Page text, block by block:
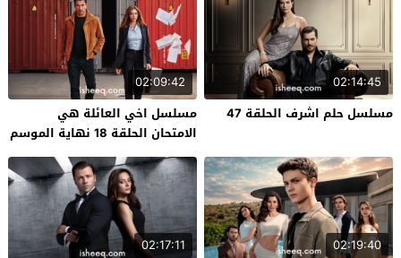
02:14:45
مسلسل حلم اشرف الحلقة 47
02:09:42
مسلسل اخي العائلة هي
الامتحان الحلقة 18 نهاية الموسم
02:19:40
02:17:11